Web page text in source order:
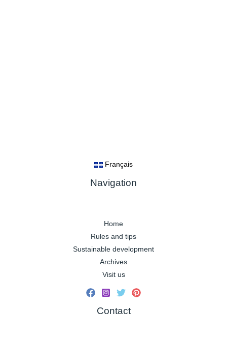
Français
Navigation
Home
Rules and tips
Sustainable development
Archives
Visit us
Contact